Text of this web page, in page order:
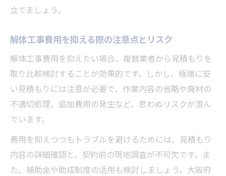
立てましょう。
解体工事費用を抑える際の注意点とリスク
解体工事費用を抑えたい場合、複数業者から見積もりを
取り比較検討することが効果的です。しかし、極端に安
い見積もりには注意が必要で、作業内容の省略や廃材の
不適切処理、追加費用の発生など、思わぬリスクが潜ん
でいます。
費用を抑えつつもトラブルを避けるためには、見積もり
内容の詳細確認と、契約前の現地調査が不可欠です。ま
た、補助金や助成制度の活用も検討しましょう。大阪府